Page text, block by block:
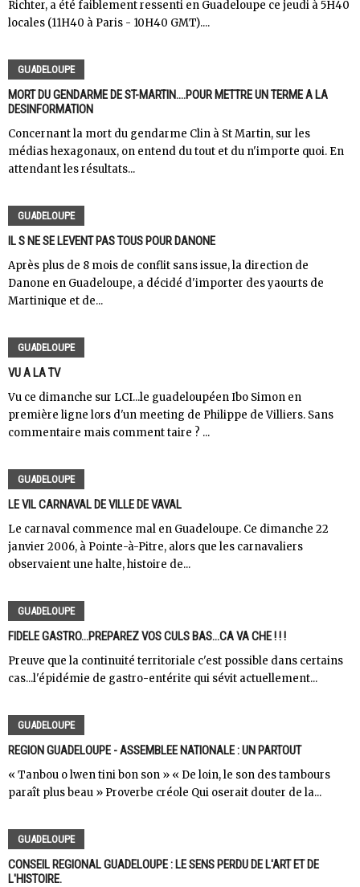
Richter, a été faiblement ressenti en Guadeloupe ce jeudi à 5H40
locales (11H40 à Paris - 10H40 GMT)....
GUADELOUPE
MORT DU GENDARME DE ST-MARTIN....POUR METTRE UN TERME A LA
DESINFORMATION
Concernant la mort du gendarme Clin à St Martin, sur les
médias hexagonaux, on entend du tout et du n'importe quoi. En
attendant les résultats...
GUADELOUPE
IL S NE SE LEVENT PAS TOUS POUR DANONE
Après plus de 8 mois de conflit sans issue, la direction de
Danone en Guadeloupe, a décidé d'importer des yaourts de
Martinique et de...
GUADELOUPE
VU A LA TV
Vu ce dimanche sur LCI...le guadeloupéen Ibo Simon en
première ligne lors d'un meeting de Philippe de Villiers. Sans
commentaire mais comment taire ? ...
GUADELOUPE
LE VIL CARNAVAL DE VILLE DE VAVAL
Le carnaval commence mal en Guadeloupe. Ce dimanche 22
janvier 2006, à Pointe-à-Pitre, alors que les carnavaliers
observaient une halte, histoire de...
GUADELOUPE
FIDELE GASTRO...PREPAREZ VOS CULS BAS...CA VA CHE ! ! !
Preuve que la continuité territoriale c'est possible dans certains
cas...l'épidémie de gastro-entérite qui sévit actuellement...
GUADELOUPE
REGION GUADELOUPE - ASSEMBLEE NATIONALE : UN PARTOUT
« Tanbou o lwen tini bon son » « De loin, le son des tambours
paraît plus beau » Proverbe créole Qui oserait douter de la...
GUADELOUPE
CONSEIL REGIONAL GUADELOUPE : LE SENS PERDU DE L'ART ET DE
L'HISTOIRE.